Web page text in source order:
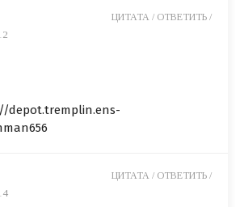
depot.tremplin.ens-
ЦИТАТА / ОТВЕТИТЬ /
ЦИТАТА / ОТВЕТИТЬ /